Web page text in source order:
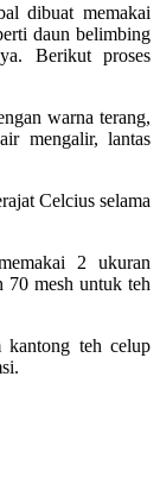
dibuat memakai
daun belimbing
Berikut proses
warna terang,
mengalir, lantas
Celcius selama
2 ukuran
70 mesh untuk teh
kantong teh celup